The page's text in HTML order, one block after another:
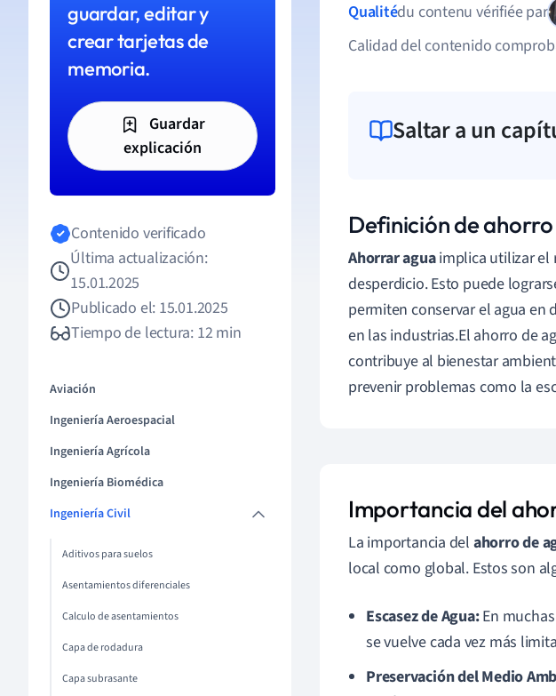
guardar, editar y
crear tarjetas de
memoria.
Guardar
explicación
Contenido verificado
Última actualización:
15.01.2025
Publicado el: 15.01.2025
Tiempo de lectura: 12 min
Aviación
Ingeniería Aeroespacial
Ingeniería Agrícola
Ingeniería Biomédica
Ingeniería Civil
Aditivos para suelos
Asentamientos diferenciales
Calculo de asentamientos
Capa de rodadura
Capa subrasante
Qualitédu contenu vérifiée par
Calidad del contenido
Saltar a un
Definición de
Ahorrar aguaimplica utilizar el
desperdicio. Esto puede
permiten conservar el agua en
en las industrias.El ahorro de
contribuye al bienestar
prevenir problemas como la
Importancia del
La importancia del ahorro de
local como global. Estos son
Escasez de Agua:En
se vuelve cada vez más
Preservación del Medio